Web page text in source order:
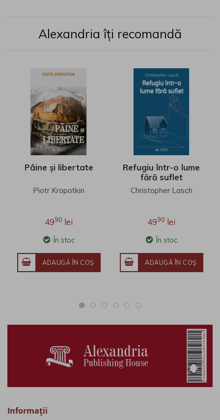
Alexandria îți recomandă
Pâine și libertate
Piotr Kropotkin
4990 lei
În stoc
ADAUGĂ ÎN COŞ
Refugiu într-o lume
fără suflet
Christopher Lasch
4990 lei
În stoc
ADAUGĂ ÎN COŞ
Informaţii